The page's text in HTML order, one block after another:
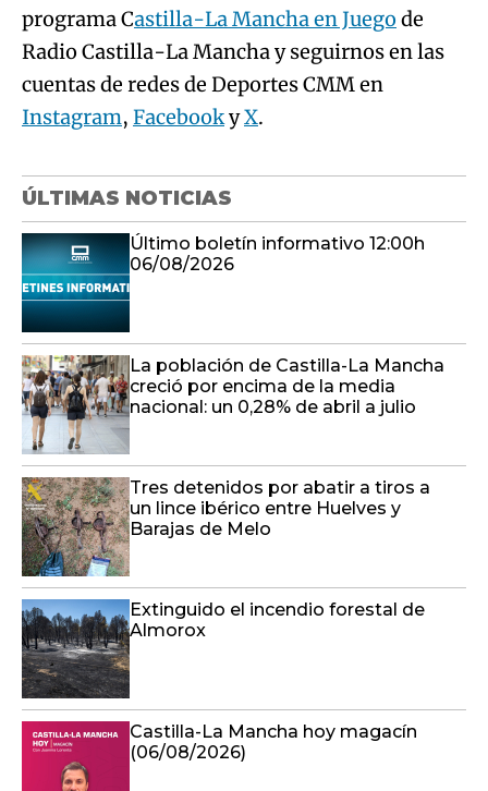
programa Castilla-La Mancha en Juego de
Radio Castilla-La Mancha y seguirnos en las
cuentas de redes de Deportes CMM en
Instagram, FacebookyX.
ÚLTIMAS NOTICIAS
Último boletín informativo 12:00h
06/08/2026
La población de Castilla-La Mancha
creció por encima de la media
nacional: un 0,28% de abril a julio
Tres detenidos por abatir a tiros a
un lince ibérico entre Huelves y
Barajas de Melo
Extinguido el incendio forestal de
Almorox
Castilla-La Mancha hoy magacín
(06/08/2026)